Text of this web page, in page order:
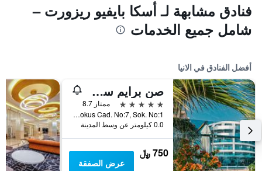
فنادق مشابهة لـ أسكا بايفيو ريزورت –
شامل جميع الخدمات
أفضل الفنادق في الانيا
صن برايم سي-لونج - للبالغين فقط
5 نجوم
ممتاز 8.7
Ahmet Tokus Cad. No:7, Sok. No:1, الانيا, تركيا
0.0 كيلومتر عن وسط المدينة
750 ﷼
عرض الصفقة